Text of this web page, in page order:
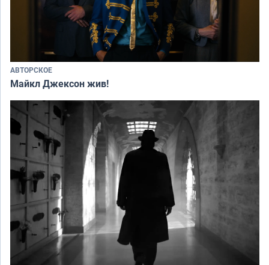
АВТОРСКОЕ
Майкл Джексон жив!